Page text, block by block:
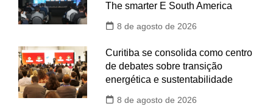
The smarter E South America
8 de agosto de 2026
Curitiba se consolida como centro
de debates sobre transição
energética e sustentabilidade
8 de agosto de 2026